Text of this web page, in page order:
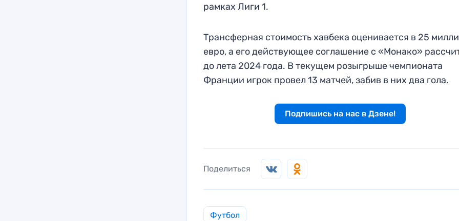
рамках Лиги 1.
Трансферная стоимость хавбека оценивается в 25
евро, а его действующее соглашение с «Монако»
до лета 2024 года. В текущем розыгрыше чемпионата
Франции игрок провел 13 матчей, забив в них два гола.
Подпишись на нас в Дзене!
Поделиться
Футбол